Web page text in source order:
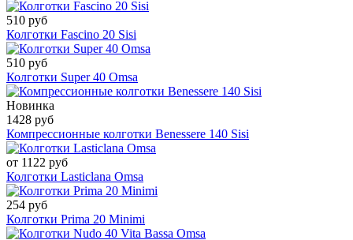
510 руб
Колготки Fascino 20 Sisi
510 руб
Колготки Super 40 Omsa
Новинка
1428 руб
Компрессионные колготки Benessere 140 Sisi
от 1122 руб
Колготки Lasticlana Omsa
254 руб
Колготки Prima 20 Minimi